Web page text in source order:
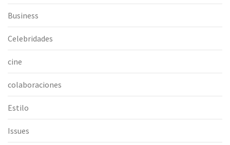
Business
Celebridades
cine
colaboraciones
Estilo
Issues